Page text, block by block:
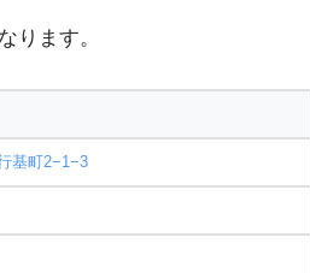
ります。
基町2−1−3